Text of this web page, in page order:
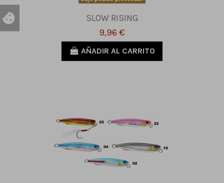
SLOW RISING
9,96 €
AÑADIR AL CARRITO